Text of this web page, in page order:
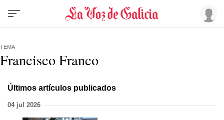
TEMA
Francisco Franco
Últimos artículos publicados
04 jul 2026